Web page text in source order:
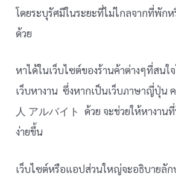
โดยระบุรัศมีในระยะที่ไม่ไกลจากที่พักห
ด้วย
หาได้ในเว็บไซต์ของร้านค้าต่างๆที่สนใ
เว็บหางาน ซึ่งหากเป็นเว็บภาษาญี่ปุ่น ค
人 アルバイト ด้วย จะช่วยให้หางาน
ง่ายขึ้น
เว็บไซต์หรือแอปส่วนใหญ่จะอธิบายลั